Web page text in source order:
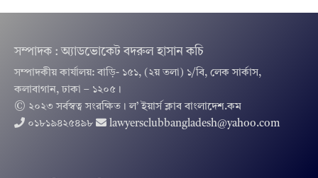
সম্পাদক : অ্যাডভোকেট বদরুল হাসান কচি
সম্পাদকীয় কার্যালয়: বাড়ি- ১৫১, (২য় তলা) ১/বি, লেক সার্কাস,
কলাবাগান, ঢাকা – ১২০৫।
© ২০২৩ সর্বস্বত্ব সংরক্ষিত । ল’ ইয়ার্স ক্লাব বাংলাদেশ.কম
০১৮১৯৪২৫৪৯৮
lawyersclubbangladesh@yahoo.com